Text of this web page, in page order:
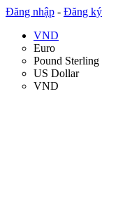
Đăng nhập - Đăng ký
VND
Euro
Pound Sterling
US Dollar
VND